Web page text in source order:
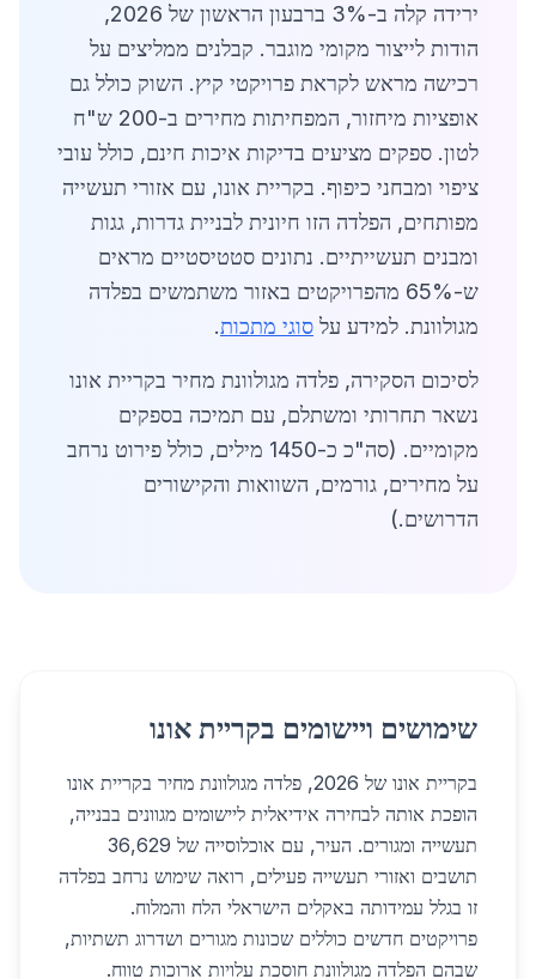
ירידה קלה ב-3% ברבעון הראשון של 2026,
הודות לייצור מקומי מוגבר. קבלנים ממליצים על
רכישה מראש לקראת פרויקטי קיץ. השוק כולל גם
אופציות מיחזור, המפחיתות מחירים ב-200 ש"ח
לטון. ספקים מציעים בדיקות איכות חינם, כולל עובי
ציפוי ומבחני כיפוף. בקריית אונו, עם אזורי תעשייה
מפותחים, הפלדה הזו חיונית לבניית גדרות, גגות
ומבנים תעשייתיים. נתונים סטטיסטיים מראים
ש-65% מהפרויקטים באזור משתמשים בפלדה
מגולוונת. למידע על סוגי מתכות.
לסיכום הסקירה, פלדה מגולוונת מחיר בקריית אונו
נשאר תחרותי ומשתלם, עם תמיכה בספקים
מקומיים. (סה"כ כ-1450 מילים, כולל פירוט נרחב
על מחירים, גורמים, השוואות והקישורים
הדרושים.)
שימושים ויישומים בקריית אונו
בקריית אונו של 2026, פלדה מגולוונת מחיר בקריית אונו
הופכת אותה לבחירה אידיאלית ליישומים מגוונים בבנייה,
תעשייה ומגורים. העיר, עם אוכלוסייה של 36,629
תושבים ואזורי תעשייה פעילים, רואה שימוש נרחב בפלדה
זו בגלל עמידותה באקלים הישראלי הלח והמלוח.
פרויקטים חדשים כוללים שכונות מגורים ושדרוג תשתיות,
שבהם הפלדה מגולוונת חוסכת עלויות ארוכות טווח.